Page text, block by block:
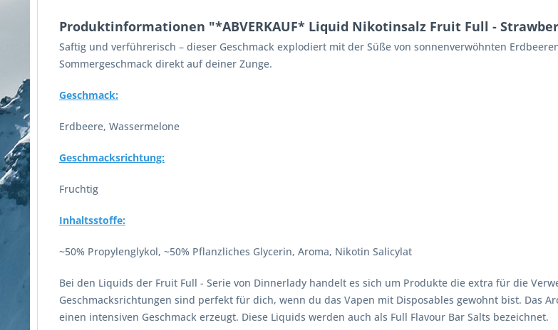
Produktinformationen "*ABVERKAUF* Liquid Nikotinsalz Fruit Full -
Saftig und verführerisch – dieser Geschmack explodiert mit der Süße von sonnenverwöhnten
Sommergeschmack direkt auf deiner Zunge.
Geschmack:
Erdbeere, Wassermelone
Geschmacksrichtung:
Fruchtig
Inhaltsstoffe:
~50% Propylenglykol, ~50% Pflanzliches Glycerin, Aroma, Nikotin Salicylat
Bei den Liquids der Fruit Full - Serie von Dinnerlady handelt es sich um Produkte die extra für die
Geschmacksrichtungen sind perfekt für dich, wenn du das Vapen mit Disposables gewohnt bist. Das
einen intensiven Geschmack erzeugt. Diese Liquids werden auch als Full Flavour Bar Salts bezeichnet.